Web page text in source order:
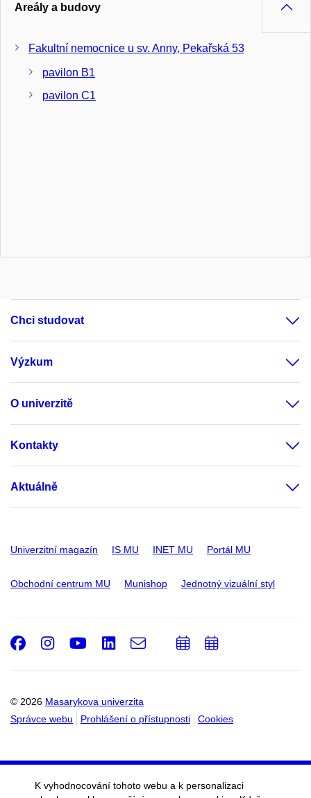
Areály a budovy
Fakultní nemocnice u sv. Anny, Pekařská 53
pavilon B1
pavilon C1
Chci studovat
Výzkum
O univerzitě
Kontakty
Aktuálně
Univerzitní magazín IS MU INET MU Portál MU
Obchodní centrum MU Munishop Jednotný vizuální styl
© 2026 Masarykova univerzita
Správce webu
Prohlášení o přístupnosti Cookies
Facebook
Instagram
Youtube
LinkedIn
e-
PřidatPřidat
K vyhodnocování tohoto webu a k personalizaci